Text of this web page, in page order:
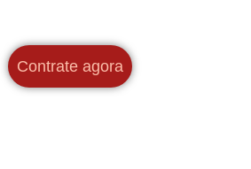
Contrate agora